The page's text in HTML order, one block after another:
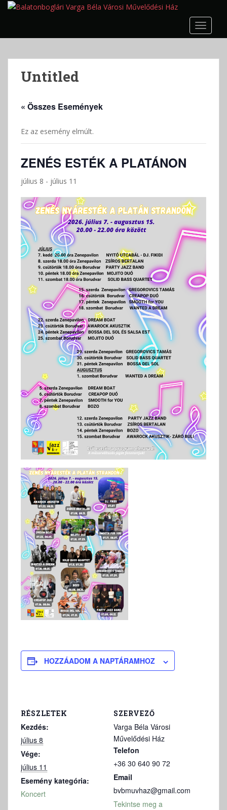
p
Untitled
« Összes Események
Ez az esemény elmúlt.
ZENÉS ESTÉK A PLATÁNON
július 8 - július 11
HOZZÁADOM A NAPTÁRAMHOZ
RÉSZLETEK
Kezdés:
július 8
Vége:
július 11
Esemény kategória:
Koncert
SZERVEZŐ
Varga Béla Városi
Művelődési Ház
Telefon
+36 30 640 90 72
Email
bvbmuvhaz@gmail.com
Tekintse meg a